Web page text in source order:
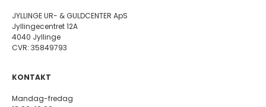
JYLLINGE UR- & GULDCENTER ApS
Jyllingecentret 12A
4040 Jyllinge
CVR: 35849793
KONTAKT
Mandag-fredag